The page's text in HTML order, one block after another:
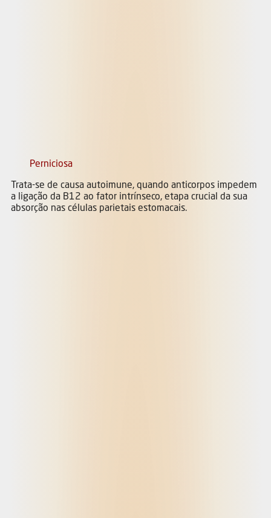
Perniciosa
Trata-se de causa autoimune, quando anticorpos impedem
a ligação da B12 ao fator intrínseco, etapa crucial da sua
absorção nas células parietais estomacais.